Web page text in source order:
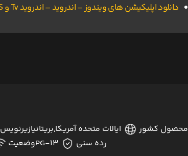
دانلود اپلیکیشن های ویندوز – اندروید – اندروید Tv و IOS ناین مووی.
محصول کشور ایالات متحده آمریکا,بریتانیازیرنویس
رده سنی
PG-13وضعیت